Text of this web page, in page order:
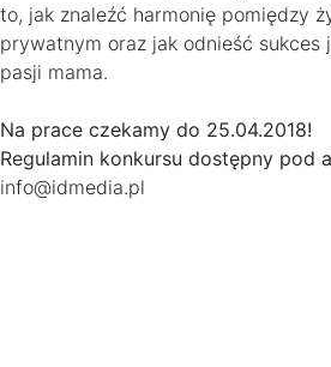
to, jak znaleźć harmonię pomiędzy
prywatnym oraz jak odnieść sukces
pasji mama.
Na prace czekamy do 25.04.2018!
Regulamin konkursu dostępny pod
info@idmedia.pl